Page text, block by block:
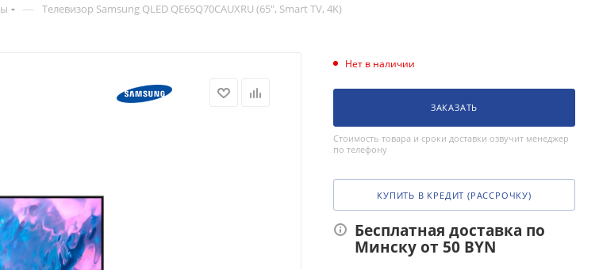
— Телевизор Samsung QLED QE65Q70CAUXRU (65", Smart TV, 4K)
Нет в наличии
ЗАКАЗАТЬ
Стоимость товара и сроки доставки озвучит менеджер
по телефону
КУПИТЬ В КРЕДИТ (РАССРОЧКУ)
Бесплатная доставка по
Минску от 50 BYN